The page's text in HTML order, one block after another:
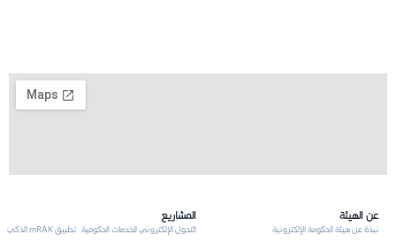
عن الهيئة
نبذة عن هيئة الحكومة الإلكترونية
المشاريع
التحول الإلكتروني للخدمات الحكومية تطبيق mRAK الذكي